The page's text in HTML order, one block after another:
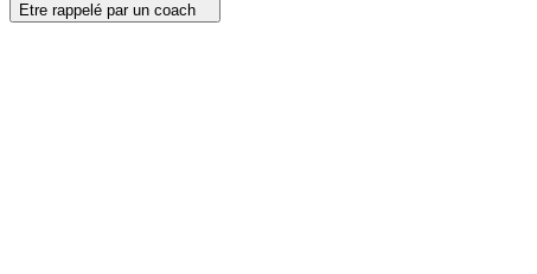
Etre rappelé par un coach